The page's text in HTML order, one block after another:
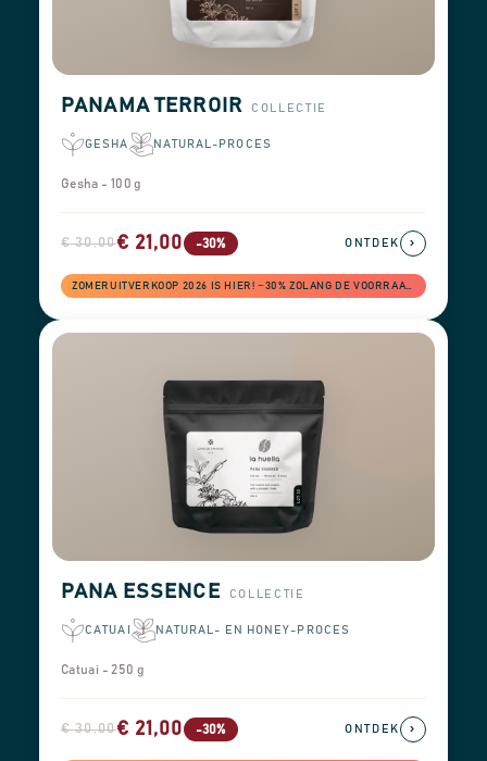
PANAMA TERROIR COLLECTIE
GESHA NATURAL-PROCES
Gesha - 100 g
€ 30,00€ 21,00 -30%
ZOMERUITVERKOOP 2026 IS HIER! −30% ZOLANG DE VOORRAAD STREKT
ONTDEK ›
PANA ESSENCE COLLECTIE
CATUAI NATURAL- EN HONEY-PROCES
Catuai - 250 g
€ 30,00€ 21,00 -30% ONTDEK ›